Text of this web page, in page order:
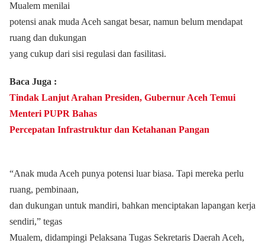
Mualem menilai
potensi anak muda Aceh sangat besar, namun belum mendapat
ruang dan dukungan
yang cukup dari sisi regulasi dan fasilitasi.
Baca Juga :
Tindak Lanjut Arahan Presiden, Gubernur Aceh Temui
Menteri PUPR Bahas
Percepatan Infrastruktur dan Ketahanan Pangan
“Anak muda Aceh punya potensi luar biasa. Tapi mereka perlu
ruang, pembinaan,
dan dukungan untuk mandiri, bahkan menciptakan lapangan kerja
sendiri,” tegas
Mualem, didampingi Pelaksana Tugas Sekretaris Daerah Aceh,